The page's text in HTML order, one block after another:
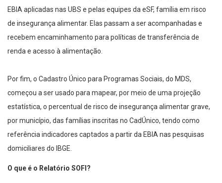
EBIA aplicadas nas UBS e pelas equipes da eSF, família em risco
de insegurança alimentar. Elas passam a ser acompanhadas e
recebem encaminhamento para políticas de transferência de
renda e acesso à alimentação.
Por fim, o Cadastro Único para Programas Sociais, do MDS,
começou a ser usado para mapear, por meio de uma projeção
estatística, o percentual de risco de insegurança alimentar grave,
por município, das famílias inscritas no CadÚnico, tendo como
referência indicadores captados a partir da EBIA nas pesquisas
domiciliares do IBGE.
O que é o Relatório SOFI?